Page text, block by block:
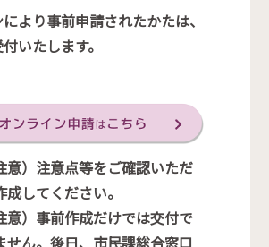
より事前申請されたかたは、
いたします。
意）注意点等をご確認いただ
成してください。
意）事前作成だけでは交付で
せん。後日、市民課総合窓口